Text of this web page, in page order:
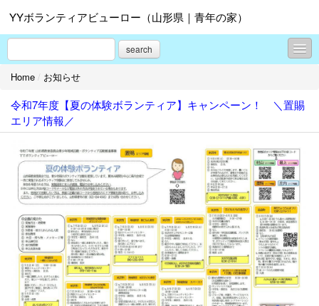
YYボランティアビューロー（山形県｜青年の家）
search
お知らせ
活動レポート
ボランティアＱ＆Ａ
サークル紹介
資料ダウンロード
プロフィール
Home / お知らせ
令和7年度【夏の体験ボランティア】キャンペーン！ ＼置賜
エリア情報／